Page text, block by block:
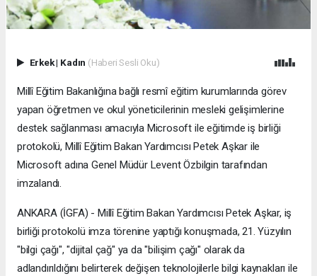
Erkek| Kadın (Haberi Sesli Oku)
Millî Eğitim Bakanlığına bağlı resmî eğitim kurumlarında görev
yapan öğretmen ve okul yöneticilerinin mesleki gelişimlerine
destek sağlanması amacıyla Microsoft ile eğitimde iş birliği
protokolü, Millî Eğitim Bakan Yardımcısı Petek Aşkar ile
Microsoft adına Genel Müdür Levent Özbilgin tarafından
imzalandı.
ANKARA (İGFA) - Millî Eğitim Bakan Yardımcısı Petek Aşkar, iş
birliği protokolü imza törenine yaptığı konuşmada, 21. Yüzyılın
"bilgi çağı", "dijital çağ" ya da "bilişim çağı" olarak da
adlandırıldığını belirterek değişen teknolojilerle bilgi kaynakları ile